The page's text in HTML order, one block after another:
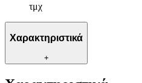
τμχ
Χαρακτηριστικά
+